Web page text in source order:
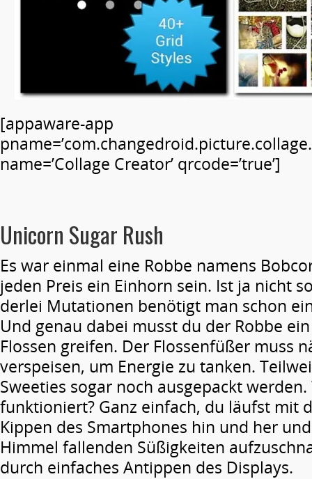
[appaware-app
name=’Collage Creator’ qrcode=’true’]
Unicorn Sugar Rush
Es war einmal eine Robbe namens
jeden Preis ein Einhorn sein. Ist ja nicht
derlei Mutationen benötigt man schon
Und genau dabei musst du der Robbe
Flossen greifen. Der Flossenfüßer muss
verspeisen, um Energie zu tanken.
Sweeties sogar noch ausgepackt werden.
funktioniert? Ganz einfach, du läufst mit
Kippen des Smartphones hin und her
Himmel fallenden Süßigkeiten
durch einfaches Antippen des Displays.